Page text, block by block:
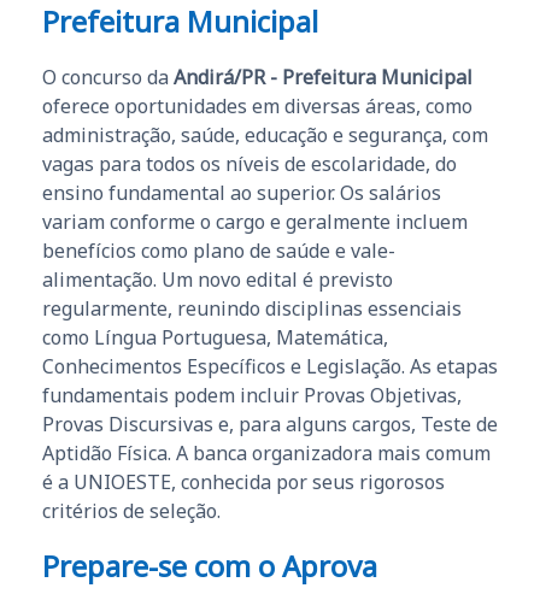
Prefeitura Municipal
O concurso da Andirá/PR - Prefeitura Municipal
oferece oportunidades em diversas áreas, como
administração, saúde, educação e segurança, com
vagas para todos os níveis de escolaridade, do
ensino fundamental ao superior. Os salários
variam conforme o cargo e geralmente incluem
benefícios como plano de saúde e vale-
alimentação. Um novo edital é previsto
regularmente, reunindo disciplinas essenciais
como Língua Portuguesa, Matemática,
Conhecimentos Específicos e Legislação. As etapas
fundamentais podem incluir Provas Objetivas,
Provas Discursivas e, para alguns cargos, Teste de
Aptidão Física. A banca organizadora mais comum
é a UNIOESTE, conhecida por seus rigorosos
critérios de seleção.
Prepare-se com o Aprova